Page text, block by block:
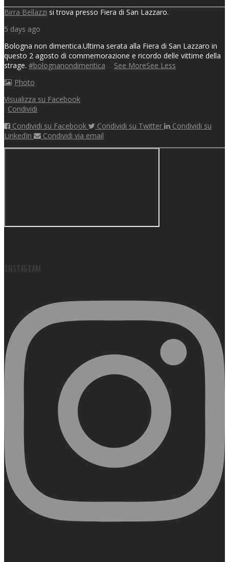
Birra Bellazzi si trova presso Fiera di San Lazzaro.
5 days ago
Bologna non dimentica.Ultima serata alla Fiera di San Lazzaro in
questo 2 agosto di commemorazione e ricordo delle vittime della
strage. #bolognanondimentica See MoreSee Less
Photo
Visualizza su Facebook
Condividi
Condividi su Facebook
Condividi su Twitter
Condividi su
LinkedIn
Condividi via email
instagram